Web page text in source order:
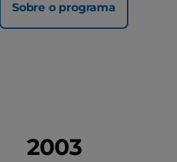
Sobre o programa
2003